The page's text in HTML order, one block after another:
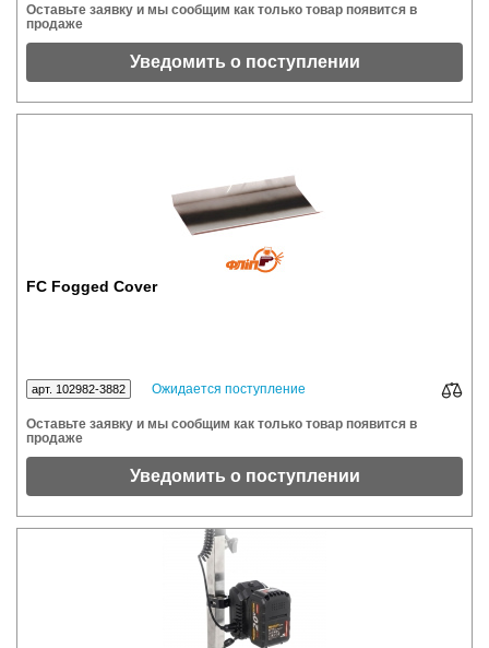
Оставьте заявку и мы сообщим как только товар появится в
продаже
Уведомить о поступлении
FC Fogged Cover
арт. 102982-3882 Ожидается поступление
Оставьте заявку и мы сообщим как только товар появится в
продаже
Уведомить о поступлении